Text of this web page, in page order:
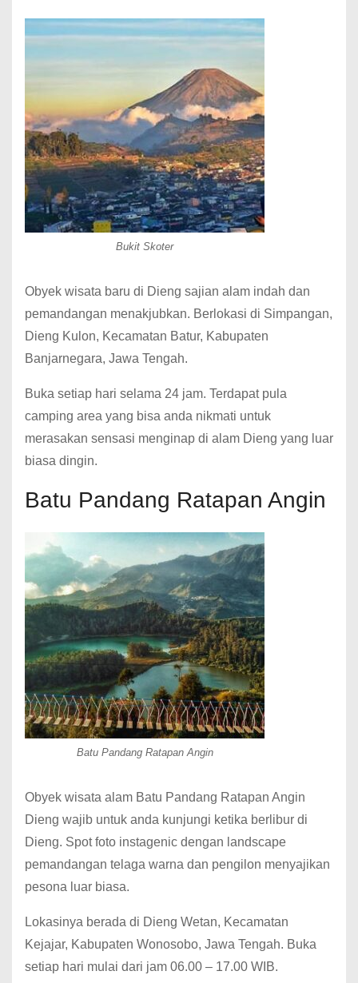
Bukit Skoter
Obyek wisata baru di Dieng sajian alam indah dan
pemandangan menakjubkan. Berlokasi di Simpangan,
Dieng Kulon, Kecamatan Batur, Kabupaten
Banjarnegara, Jawa Tengah.
Buka setiap hari selama 24 jam. Terdapat pula
camping area yang bisa anda nikmati untuk
merasakan sensasi menginap di alam Dieng yang luar
biasa dingin.
Batu Pandang Ratapan Angin
Batu Pandang Ratapan Angin
Obyek wisata alam Batu Pandang Ratapan Angin
Dieng wajib untuk anda kunjungi ketika berlibur di
Dieng. Spot foto instagenic dengan landscape
pemandangan telaga warna dan pengilon menyajikan
pesona luar biasa.
Lokasinya berada di Dieng Wetan, Kecamatan
Kejajar, Kabupaten Wonosobo, Jawa Tengah. Buka
setiap hari mulai dari jam 06.00 – 17.00 WIB.